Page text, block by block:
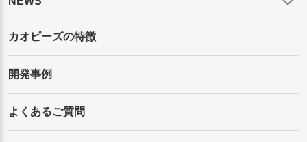
カオピーズの特徴
開発事例
よくあるご質問